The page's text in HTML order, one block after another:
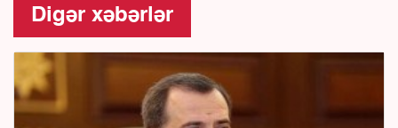
Digər xəbərlər